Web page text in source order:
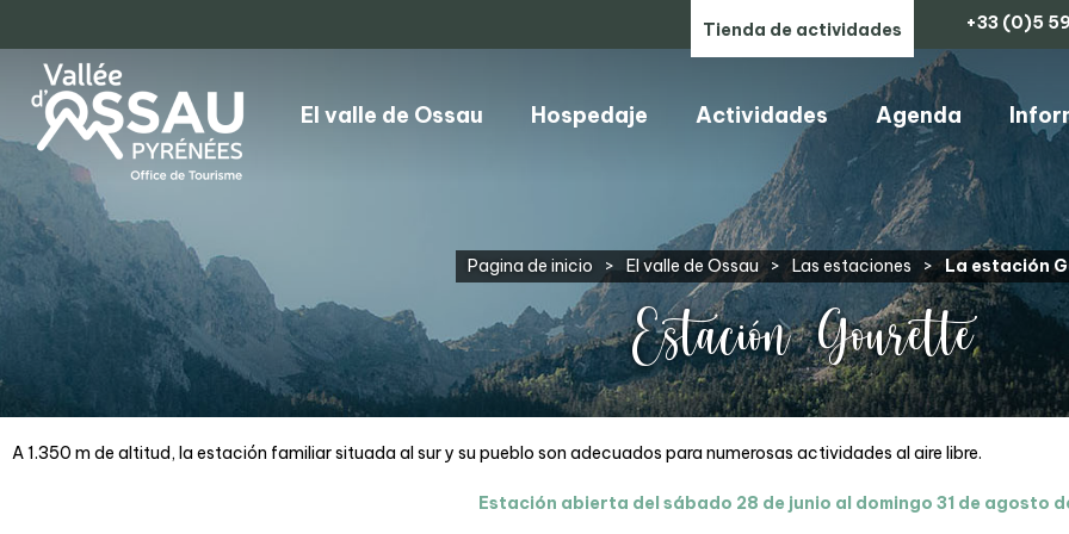
Tienda de actividades +33 (0)5
El valle de Ossau Hospedaje Actividades Agenda
Pagina de inicio > El valle de Ossau > Las estaciones > La estación
Estación Gourette
A 1.350 m de altitud, la estación familiar situada al sur y su pueblo son adecuados para numerosas actividades al aire libre.
Estación abierta del sábado 28 de junio al domingo 31 de agosto